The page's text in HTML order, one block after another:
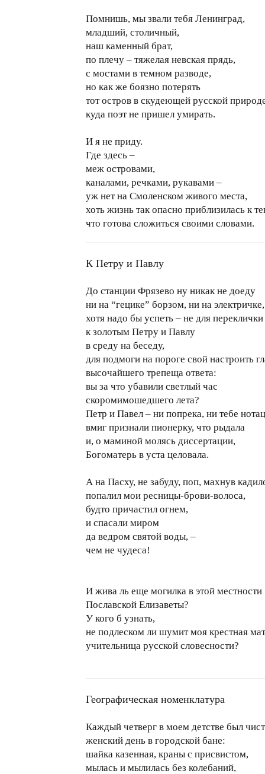
Помнишь, мы звали тебя Ленинград,
младший, столичный,
наш каменный брат,
по плечу – тяжелая невская прядь,
с мостами в темном разводе,
но как же боязно потерять
тот остров в скудеющей русской
куда поэт не пришел умирать.
И я не приду.
Где здесь –
меж островами,
каналами, речками, рукавами –
уж нет на Смоленском живого места,
хоть жизнь так опасно приблизилась к
что готова сложиться своими словами.
К Петру и Павлу
До станции Фрязево ну никак не доеду
ни на “гецике” борзом, ни на электричке,
хотя надо бы успеть – не для
к золотым Петру и Павлу
в среду на беседу,
для подмоги на пороге свой настроить
высочайшего трепеща ответа:
вы за что убавили светлый час
скоромимошедшего лета?
Петр и Павел – ни попрека, ни тебе
вмиг признали пионерку, что рыдала
и, о маминой молясь диссертации,
Богоматерь в уста целовала.
А на Пасху, не забуду, поп, махнув
попалил мои ресницы-брови-волоса,
будто причастил огнем,
и спасали миром
да ведром святой воды, –
чем не чудеса!
И жива ль еще могилка в этой местности
Пославской Елизаветы?
У кого б узнать,
не подлеском ли шумит моя крестная
учительница русской словесности?
Географическая номенклатура
Каждый четверг в моем детстве был
женский день в городской бане:
шайка казенная, краны с присвистом,
мылась и мылилась без колебаний,